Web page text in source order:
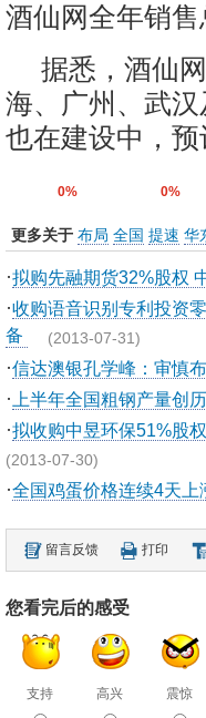
酒仙网全年销售
据悉，酒仙
海、广州、武
也在建设中，
0% 0%
更多关于 布局 全国 提速 华
·拟购先融期货32%股权
·收购语音识别专利投资
备 (2013-07-31)
·信达澳银孔学峰：审慎
· 上半年全国粗钢产量创
·拟收购中昱环保51%股
(2013-07-30)
·全国鸡蛋价格连续4天上
留言反馈 打印
您看完后的感受
支持 高兴 震惊